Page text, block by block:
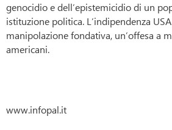
genocidio e dell’epistemicidio di un
istituzione politica. L’indipendenza
manipolazione fondativa, un’offesa a
americani.
www.infopal.it